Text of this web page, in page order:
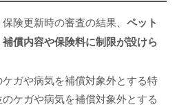
険更新時の審査の結果、 ペット
償内容や保険料に制限が設けら
ガや病気を補償対象外とする特
ケガや病気を補償対象外とする